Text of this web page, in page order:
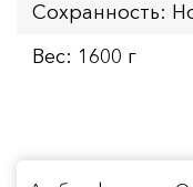
Сохранность:
Вес: 1600 г